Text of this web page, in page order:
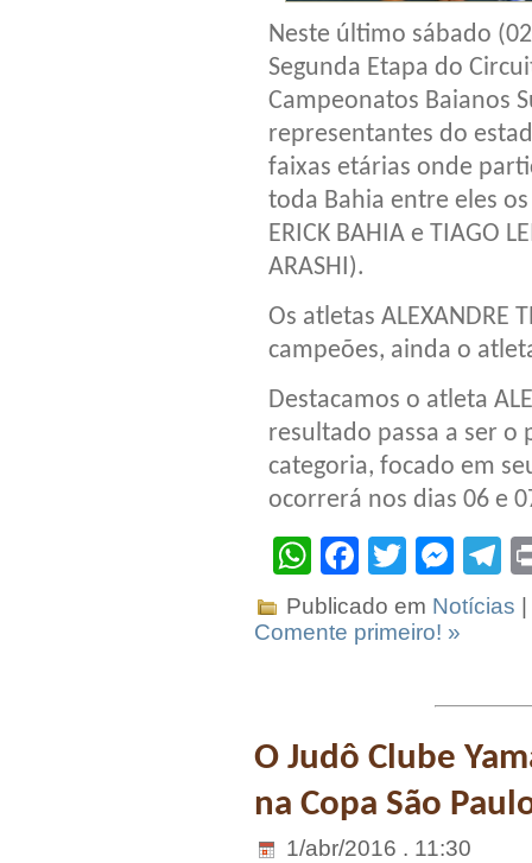
Neste último sábado
Segunda Etapa do
Campeonatos Baianos
representantes do
faixas etárias onde
toda Bahia entre eles os
ERICK BAHIA e TIAGO
ARASHI).
Os atletas ALEXANDRE
campeões, ainda o
Destacamos o atleta
resultado passa a ser
categoria, focado em
ocorrerá nos dias 06 e
WhatsApp
Facebook
Twitter
Publicado em Notícias
Comente primeiro! »
O Judô Clube
na Copa São
1/abr/2016 . 11:30